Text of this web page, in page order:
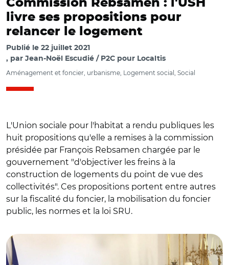
Commission Rebsamen : l'USH
livre ses propositions pour
relancer le logement
Publié le 22 juillet 2021
par Jean-Noël Escudié / P2C pour Localtis
Aménagement et foncier, urbanisme, Logement social, Social
L'Union sociale pour l'habitat a rendu publiques les
huit propositions qu'elle a remises à la commission
présidée par François Rebsamen chargée par le
gouvernement "d'objectiver les freins à la
construction de logements du point de vue des
collectivités". Ces propositions portent entre autres
sur la fiscalité du foncier, la mobilisation du foncier
public, les normes et la loi SRU.
© @frebsamen/ Jean Castex, Jacqueline Gourault,
Emmanuelle Wargon et François Rebsamen lors d'une